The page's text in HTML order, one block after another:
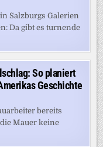
Salzburgs Galerien
Da gibt es turnende
So planiert
Geschichte
bereits
Mauer keine